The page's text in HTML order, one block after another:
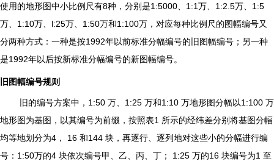
使用的地形图中小比例尺有8种，分别是1:5000、1:1万、1:2.5万、1:5
万、1:10万、l:25万、1:50万和1:100万，对应每种比例尺的图幅编号又
分两种方式：一种是按1992年以前标准分幅编号的旧图幅编号；另一种
是1992年以后按新标准分幅编号的新图幅编号。
旧图幅编号规则
旧的编号方案中，1:50 万、1:25 万和1:10 万地形图分幅以1:100 万
地形图为基图，以其编号为前缀，按照表1 所示的经纬差分别将基图分幅
均等地划分为4， 16 和144 块，再逐行、逐列地对这些小的分幅进行编
号：1:50万的4 块依次编号甲、乙、丙、丁； 1:25 万的16 块编号为1 至